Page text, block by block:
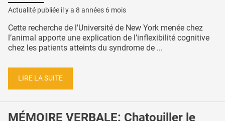
Actualité publiée il y a 8 années 6 mois
Cette recherche de l'Université de New York menée chez
l’animal apporte une explication de l’inflexibilité cognitive
chez les patients atteints du syndrome de ...
LIRE LA SUITE
MÉMOIRE VERBALE: Chatouiller le